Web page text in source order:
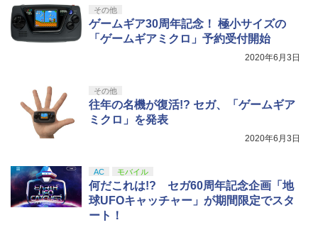
その他
ゲームギア30周年記念！ 極小サイズの
「ゲームギアミクロ」予約受付開始
2020年6月3日
その他
往年の名機が復活!? セガ、「ゲームギア
ミクロ」を発表
2020年6月3日
AC モバイル
何だこれは!? セガ60周年記念企画「地
球UFOキャッチャー」が期間限定でスタ
ート！